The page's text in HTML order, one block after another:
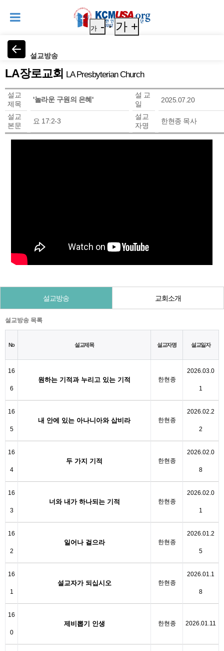
설교방송
가 - 가 +
LA장로교회 LA Presbyterian Church
설교
제목
'놀라운 구원의 은혜'
설 교
일
2025.07.20
설교
본문
요 17:2-3
설교
자명
한현종 목사
설교방송 교회소개
설교방송 목록
No 설교제목 설교자명 설교일자
16
6
원하는 기적과 누리고 있는 기적 한현종
2026.03.0
1
16
5
내 안에 있는 아나니아와 삽비라 한현종
2026.02.2
2
16
4
두 가지 기적 한현종
2026.02.0
8
16
3
너와 내가 하나되는 기적 한현종
2026.02.0
1
16
2
일어나 걸으라 한현종
2026.01.2
5
16
1
설교자가 되십시오 한현종
2026.01.1
8
16
0
제비뽑기 인생 한현종 2026.01.11